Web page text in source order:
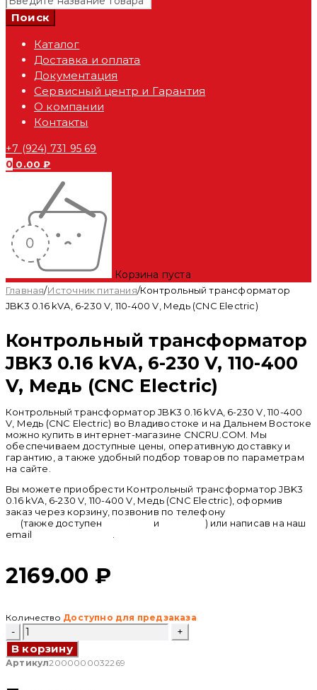
Каталог
Доставка и оплата
Документация
Сервисный центр и Гарантия
О компании
Контакты
+7 (924) 731 95 69
0 0.00₽
Корзина пуста
Главная/Источник питания/Контрольный трансформатор
JBK3 0.16 kVA, 6-230 V, 110-400 V, Медь (CNC Electric)
Контрольный трансформатор
JBK3 0.16 kVA, 6-230 V, 110-400
V, Медь (CNC Electric)
Контрольный трансформатор JBK3 0.16 kVA, 6-230 V, 110-400
V, Медь (CNC Electric) во Владивостоке и на Дальнем Востоке
можно купить в интернет-магазине CNCRU.COM. Мы
обеспечиваем доступные цены, оперативную доставку и
гарантию, а также удобный подбор товаров по параметрам
на сайте.
Вы можете приобрести Контрольный трансформатор JBK3
0.16 kVA, 6-230 V, 110-400 V, Медь (CNC Electric), оформив
заказ через корзину, позвонив по телефону
(также доступен и
) или написав на наш
email
2169.00 ₽
Количество Доступно для предзаказа
Количество
товара
Контрольный
трансформатор
В корзину
Артикул2000000032269